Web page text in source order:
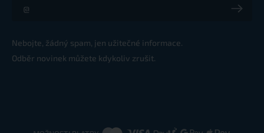
Akce a slevy na váš e-mail z první ruky
Nebojte, žádný spam, jen užitečné informace.
Odběr novinek můžete kdykoliv zrušit.